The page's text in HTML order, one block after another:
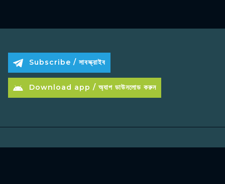
Subscribe / সাবস্ক্রাইব
Download app / অ্যাপ ডাউনলোড করুন